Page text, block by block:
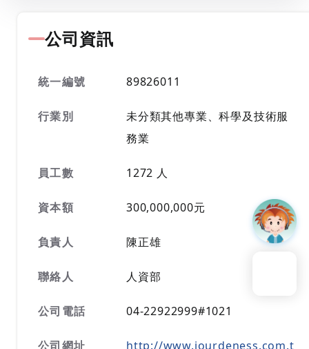
公司資訊
統一編號 89826011
行業別
未分類其他專業、科學及技術服
務業
員工數 1272 人
資本額 300,000,000元
負責人 陳正雄
聯絡人 人資部
公司電話 04-22922999#1021
公司網址 http://www.jourdeness.com.t